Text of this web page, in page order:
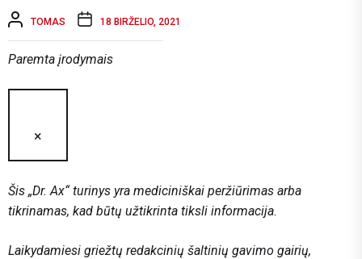
TOMAS 18 BIRŽELIO, 2021
Paremta įrodymais
×
Šis „Dr. Ax“ turinys yra mediciniškai peržiūrimas arba
tikrinamas, kad būtų užtikrinta tiksli informacija.
Laikydamiesi griežtų redakcinių šaltinių gavimo gairių,